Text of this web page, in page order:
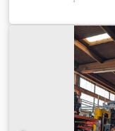
,
yüksekliği:5.400
, inşaat
, çekiş
Şasi numarası:
normal Dcedpfxsw I
BT SWE 160 No.:
1728 Cihaz görsel